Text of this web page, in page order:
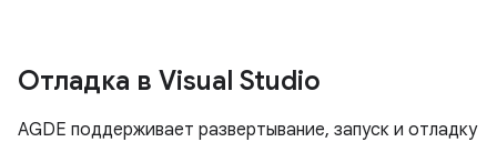
Отладка в Visual Studio
AGDE поддерживает развертывание, запуск и отладку